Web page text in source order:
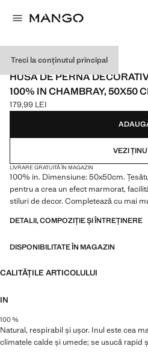
Treci la conținutul principal
MADE IN PORTUGAL
HUSĂ DE PERNĂ
100% IN CHAMBRAY, 50X50
Preț actual [179,99 LEI ]
179,99 LEI
Selectează o culoare
VEZI
LIVRARE GRATUITĂ ÎN MAGAZIN
100% in. Dimensiune: 50x50cm.
pentru a crea un efect marmorat,
stiluri de decor. Completează cu mai
DETALII, COMPOZIȚIE ȘI ÎNTREȚINERE
DISPONIBILITATE ÎN MAGAZIN
CALITĂȚILE ARTICOLULUI
IN
100 %
Natural, respirabil și ușor. Inul este cea
climatele calde și umede; se usucă rapid